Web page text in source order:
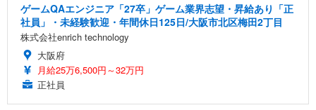
ゲームQAエンジニア「27卒」ゲーム業界志望・昇給あり「正
社員」・未経験歓迎・年間休日125日/大阪市北区梅田2丁目
株式会社enrich technology
大阪府
月給25万6,500円～32万円
正社員